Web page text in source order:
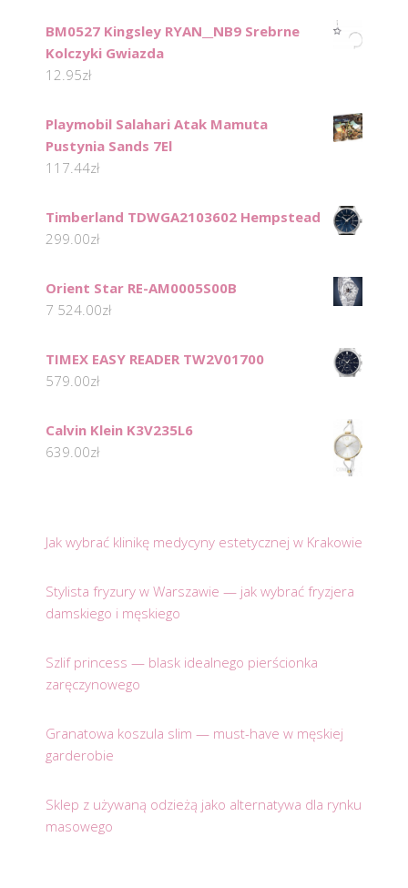
BM0527 Kingsley RYAN__NB9 Srebrne
Kolczyki Gwiazda
12.95zł
Playmobil Salahari Atak Mamuta
Pustynia Sands 7El
117.44zł
Timberland TDWGA2103602 Hempstead
299.00zł
Orient Star RE-AM0005S00B
7 524.00zł
TIMEX EASY READER TW2V01700
579.00zł
Calvin Klein K3V235L6
639.00zł
Jak wybrać klinikę medycyny estetycznej w Krakowie
Stylista fryzury w Warszawie — jak wybrać fryzjera
damskiego i męskiego
Szlif princess — blask idealnego pierścionka
zaręczynowego
Granatowa koszula slim — must-have w męskiej
garderobie
Sklep z używaną odzieżą jako alternatywa dla rynku
masowego